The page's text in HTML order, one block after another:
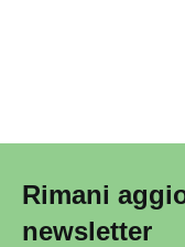
Rimani
newsletter